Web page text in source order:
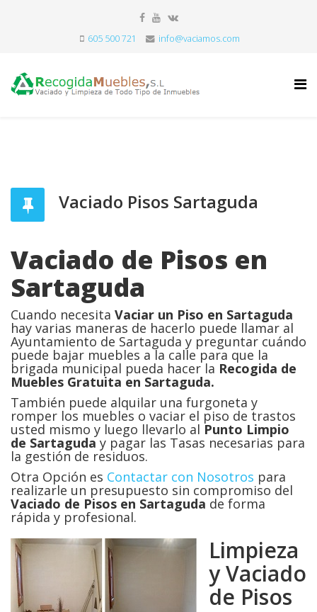
605 500 721 info@vaciamos.com
Vaciado Pisos Sartaguda
Vaciado de Pisos en
Sartaguda
Cuando necesita Vaciar un Piso en Sartaguda
hay varias maneras de hacerlo puede llamar al
Ayuntamiento de Sartaguda y preguntar cuándo
puede bajar muebles a la calle para que la
brigada municipal pueda hacer la Recogida de
Muebles Gratuita en Sartaguda.
También puede alquilar una furgoneta y
romper los muebles o vaciar el piso de trastos
usted mismo y luego llevarlo al Punto Limpio
de Sartaguday pagar las Tasas necesarias para
la gestión de residuos.
Otra Opción es Contactar con Nosotros para
realizarle un presupuesto sin compromiso del
Vaciado de Pisos en Sartaguda de forma
rápida y profesional.
Limpieza
y Vaciado
de Pisos